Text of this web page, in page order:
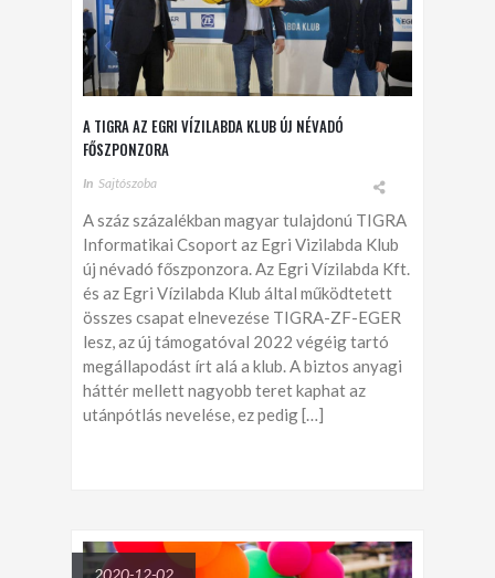
A TIGRA AZ EGRI VÍZILABDA KLUB ÚJ NÉVADÓ
FŐSZPONZORA
In Sajtószoba
A száz százalékban magyar tulajdonú TIGRA
Informatikai Csoport az Egri Vizilabda Klub
új névadó főszponzora. Az Egri Vízilabda Kft.
és az Egri Vízilabda Klub által működtetett
összes csapat elnevezése TIGRA-ZF-EGER
lesz, az új támogatóval 2022 végéig tartó
megállapodást írt alá a klub. A biztos anyagi
háttér mellett nagyobb teret kaphat az
utánpótlás nevelése, ez pedig […]
2020-12-02